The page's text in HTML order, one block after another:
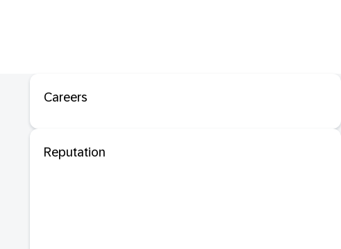
Careers
Reputation